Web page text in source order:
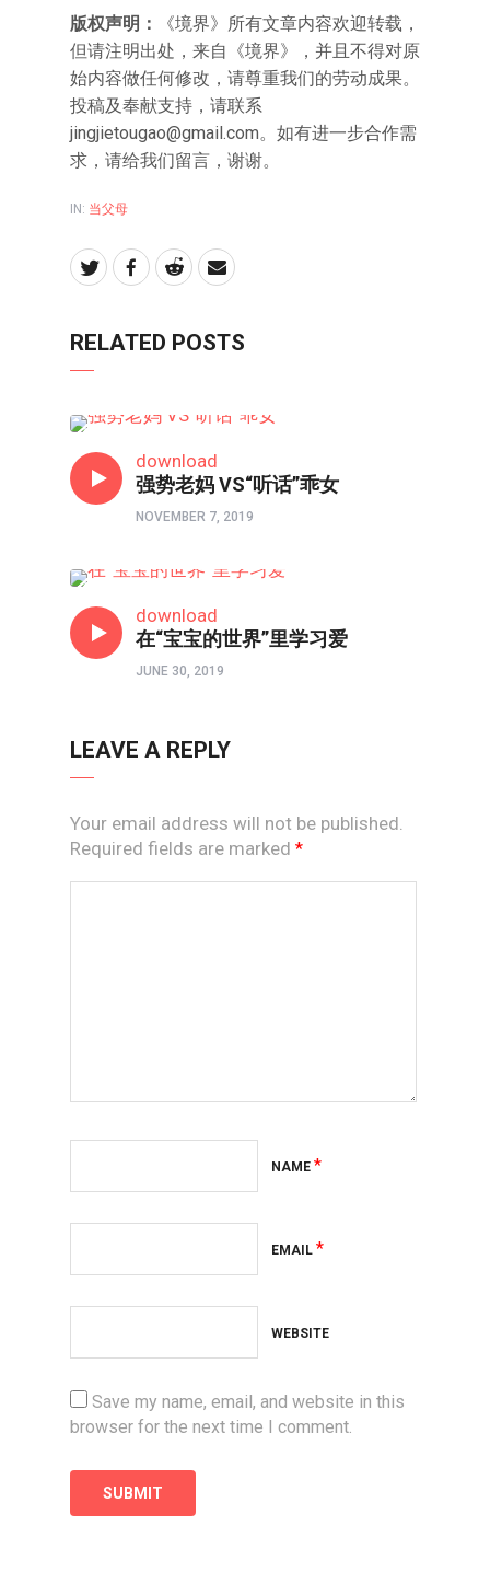
版权声明：
《境界》所有文章内容欢迎转载，
但请注明出处，来自《境界》，并且不得对原
始内容做任何修改，请尊重我们的劳动成果。
投稿及奉献支持，请联系
jingjietougao@gmail.com。如有进一步合作需
求，请给我们留言，谢谢。
IN: 当父母
RELATED POSTS
download
强势老妈 VS“听话”乖女
NOVEMBER 7, 2019
download
在“宝宝的世界”里学习爱
JUNE 30, 2019
LEAVE A REPLY
Your email address will not be published.
Required fields are marked *
NAME *
EMAIL *
WEBSITE
Save my name, email, and website in this
browser for the next time I comment.